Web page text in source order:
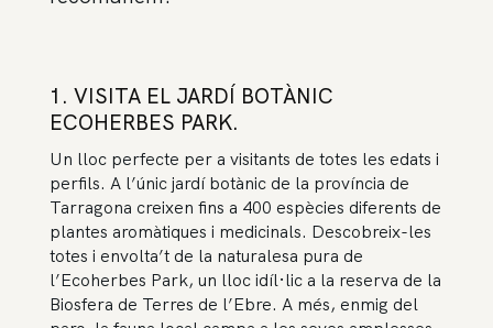
1. VISITA EL JARDÍ BOTÀNIC
ECOHERBES PARK.
Un lloc perfecte per a visitants de totes les edats i
perfils. A l’únic jardí botànic de la província de
Tarragona creixen fins a 400 espècies diferents de
plantes aromàtiques i medicinals. Descobreix-les
totes i envolta’t de la naturalesa pura de
l’Ecoherbes Park, un lloc idíl·lic a la reserva de la
Biosfera de Terres de l’Ebre. A més, enmig del